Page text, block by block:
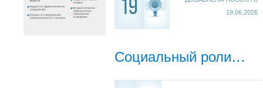
19
19.06.2026
Социальный ролик "Расходник"